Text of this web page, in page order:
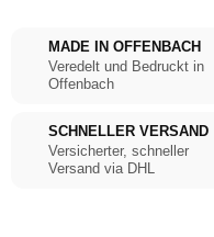
MADE IN OFFENBACH
Veredelt und Bedruckt in
Offenbach
SCHNELLER VERSAND
Versicherter, schneller
Versand via DHL